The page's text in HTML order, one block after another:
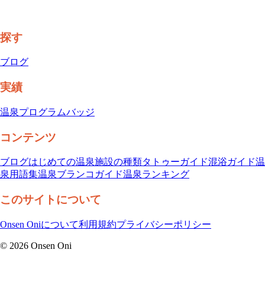
探す
ブログ
実績
温泉プログラムバッジ
コンテンツ
ブログはじめての温泉施設の種類タトゥーガイド混浴ガイド温
泉用語集温泉ブランコガイド温泉ランキング
このサイトについて
Onsen Oniについて利用規約プライバシーポリシー
© 2026 Onsen Oni